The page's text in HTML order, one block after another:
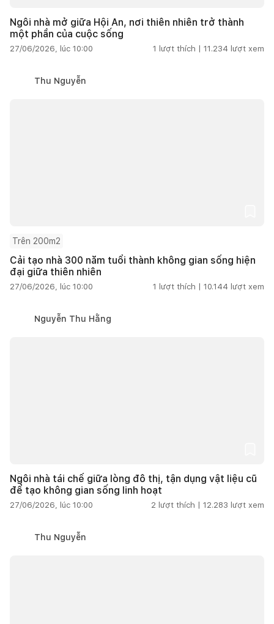
Ngôi nhà mở giữa Hội An, nơi thiên nhiên trở thành
một phần của cuộc sống
27/06/2026, lúc 10:00 1 lượt thích | 11.234 lượt xem
Thu Nguyễn
Trên 200m2
Cải tạo nhà 300 năm tuổi thành không gian sống hiện
đại giữa thiên nhiên
27/06/2026, lúc 10:00 1 lượt thích | 10.144 lượt xem
Nguyễn Thu Hằng
Ngôi nhà tái chế giữa lòng đô thị, tận dụng vật liệu cũ
để tạo không gian sống linh hoạt
27/06/2026, lúc 10:00 2 lượt thích | 12.283 lượt xem
Thu Nguyễn